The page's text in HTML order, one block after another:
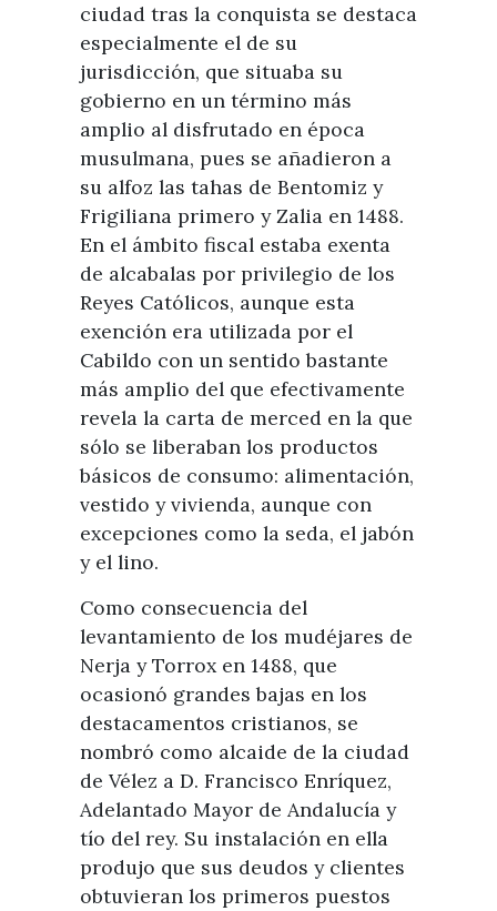
ciudad tras la conquista se destaca
especialmente el de su
jurisdicción, que situaba su
gobierno en un término más
amplio al disfrutado en época
musulmana, pues se añadieron a
su alfoz las tahas de Bentomiz y
Frigiliana primero y Zalia en 1488.
En el ámbito fiscal estaba exenta
de alcabalas por privilegio de los
Reyes Católicos, aunque esta
exención era utilizada por el
Cabildo con un sentido bastante
más amplio del que efectivamente
revela la carta de merced en la que
sólo se liberaban los productos
básicos de consumo: alimentación,
vestido y vivienda, aunque con
excepciones como la seda, el jabón
y el lino.
Como consecuencia del
levantamiento de los mudéjares de
Nerja y Torrox en 1488, que
ocasionó grandes bajas en los
destacamentos cristianos, se
nombró como alcaide de la ciudad
de Vélez a D. Francisco Enríquez,
Adelantado Mayor de Andalucía y
tío del rey. Su instalación en ella
produjo que sus deudos y clientes
obtuvieran los primeros puestos